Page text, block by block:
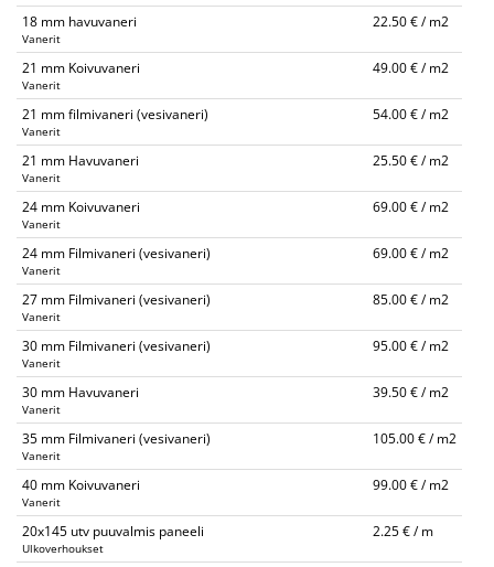
18 mm havuvaneri
Vanerit
22.50 € / m2
21 mm Koivuvaneri
Vanerit
49.00 € / m2
21 mm filmivaneri (vesivaneri)
Vanerit
54.00 € / m2
21 mm Havuvaneri
Vanerit
25.50 € / m2
24 mm Koivuvaneri
Vanerit
69.00 € / m2
24 mm Filmivaneri (vesivaneri)
Vanerit
69.00 € / m2
27 mm Filmivaneri (vesivaneri)
Vanerit
85.00 € / m2
30 mm Filmivaneri (vesivaneri)
Vanerit
95.00 € / m2
30 mm Havuvaneri
Vanerit
39.50 € / m2
35 mm Filmivaneri (vesivaneri)
Vanerit
105.00 € / m2
40 mm Koivuvaneri
Vanerit
99.00 € / m2
20x145 utv puuvalmis paneeli
Ulkoverhoukset
2.25 € / m